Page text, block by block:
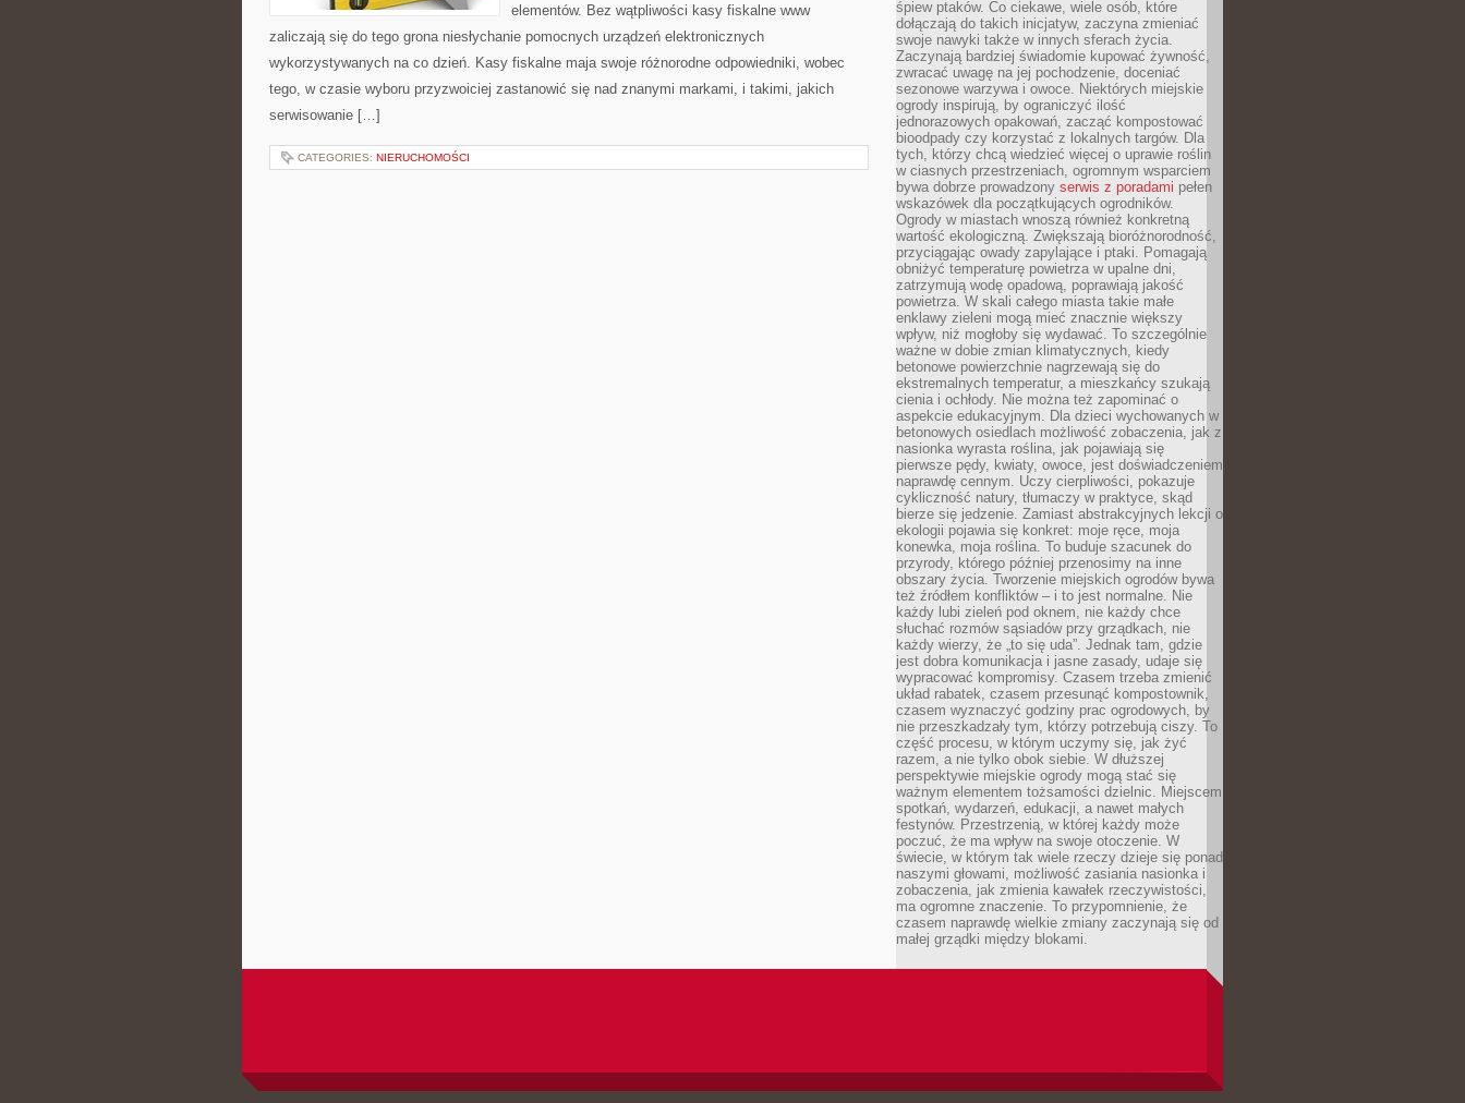
elementów. Bez wątpliwości kasy fiskalne www
zaliczają się do tego grona niesłychanie pomocnych urządzeń elektronicznych
wykorzystywanych na co dzień. Kasy fiskalne maja swoje różnorodne odpowiedniki, wobec
tego, w czasie wyboru przyzwoiciej zastanowić się nad znanymi markami, i takimi, jakich
serwisowanie […]
CATEGORIES: NIERUCHOMOŚCI
śpiew ptaków. Co ciekawe, wiele osób, które
dołączają do takich inicjatyw, zaczyna zmieniać
swoje nawyki także w innych sferach życia.
Zaczynają bardziej świadomie kupować żywność,
zwracać uwagę na jej pochodzenie, doceniać
sezonowe warzywa i owoce. Niektórych miejskie
ogrody inspirują, by ograniczyć ilość
jednorazowych opakowań, zacząć kompostować
bioodpady czy korzystać z lokalnych targów. Dla
tych, którzy chcą wiedzieć więcej o uprawie roślin
w ciasnych przestrzeniach, ogromnym wsparciem
bywa dobrze prowadzony serwis z poradami pełen
wskazówek dla początkujących ogrodników.
Ogrody w miastach wnoszą również konkretną
wartość ekologiczną. Zwiększają bioróżnorodność,
przyciągając owady zapylające i ptaki. Pomagają
obniżyć temperaturę powietrza w upalne dni,
zatrzymują wodę opadową, poprawiają jakość
powietrza. W skali całego miasta takie małe
enklawy zieleni mogą mieć znacznie większy
wpływ, niż mogłoby się wydawać. To szczególnie
ważne w dobie zmian klimatycznych, kiedy
betonowe powierzchnie nagrzewają się do
ekstremalnych temperatur, a mieszkańcy szukają
cienia i ochłody. Nie można też zapominać o
aspekcie edukacyjnym. Dla dzieci wychowanych w
betonowych osiedlach możliwość zobaczenia, jak z
nasionka wyrasta roślina, jak pojawiają się
pierwsze pędy, kwiaty, owoce, jest doświadczeniem
naprawdę cennym. Uczy cierpliwości, pokazuje
cykliczność natury, tłumaczy w praktyce, skąd
bierze się jedzenie. Zamiast abstrakcyjnych lekcji o
ekologii pojawia się konkret: moje ręce, moja
konewka, moja roślina. To buduje szacunek do
przyrody, którego później przenosimy na inne
obszary życia. Tworzenie miejskich ogrodów bywa
też źródłem konfliktów – i to jest normalne. Nie
każdy lubi zieleń pod oknem, nie każdy chce
słuchać rozmów sąsiadów przy grządkach, nie
każdy wierzy, że „to się uda”. Jednak tam, gdzie
jest dobra komunikacja i jasne zasady, udaje się
wypracować kompromisy. Czasem trzeba zmienić
układ rabatek, czasem przesunąć kompostownik,
czasem wyznaczyć godziny prac ogrodowych, by
nie przeszkadzały tym, którzy potrzebują ciszy. To
część procesu, w którym uczymy się, jak żyć
razem, a nie tylko obok siebie. W dłuższej
perspektywie miejskie ogrody mogą stać się
ważnym elementem tożsamości dzielnic. Miejscem
spotkań, wydarzeń, edukacji, a nawet małych
festynów. Przestrzenią, w której każdy może
poczuć, że ma wpływ na swoje otoczenie. W
świecie, w którym tak wiele rzeczy dzieje się ponad
naszymi głowami, możliwość zasiania nasionka i
zobaczenia, jak zmienia kawałek rzeczywistości,
ma ogromne znaczenie. To przypomnienie, że
czasem naprawdę wielkie zmiany zaczynają się od
małej grządki między blokami.